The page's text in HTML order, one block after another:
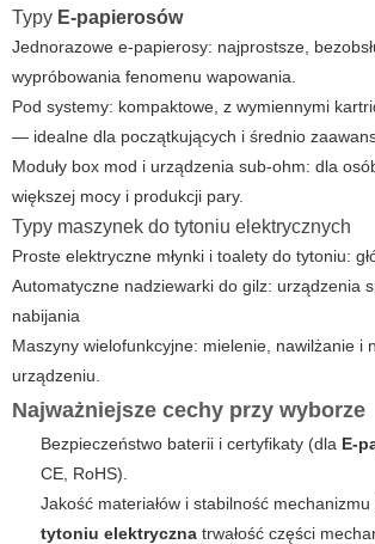
Typy E-papierosów
Jednorazowe e-papierosy: najprostsze,
wypróbowania fenomenu wapowania.
Pod systemy: kompaktowe, z wymiennymi
— idealne dla początkujących i średnio
Moduły box mod i urządzenia sub-ohm: dla
większej mocy i produkcji pary.
Typy maszynek do tytoniu elektrycznych
Proste elektryczne młynki i toalety do tytoniu:
Automatyczne nadziewarki do gilz: urządzenia
nabijania
Maszyny wielofunkcyjne: mielenie, nawilżanie i
urządzeniu.
Najważniejsze cechy przy wyborze
Bezpieczeństwo baterii i certyfikaty (dla E-
CE, RoHS).
Jakość materiałów i stabilność mechanizmu
tytoniu elektryczna trwałość części